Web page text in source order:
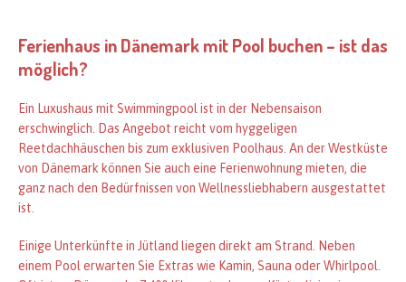
Ferienhaus in Dänemark mit Pool buchen – ist das
möglich?
Ein Luxushaus mit Swimmingpool ist in der Nebensaison
erschwinglich. Das Angebot reicht vom hyggeligen
Reetdachhäuschen bis zum exklusiven Poolhaus. An der Westküste
von Dänemark können Sie auch eine Ferienwohnung mieten, die
ganz nach den Bedürfnissen von Wellnessliebhabern ausgestattet
ist.
Einige Unterkünfte in Jütland liegen direkt am Strand. Neben
einem Pool erwarten Sie Extras wie Kamin, Sauna oder Whirlpool.